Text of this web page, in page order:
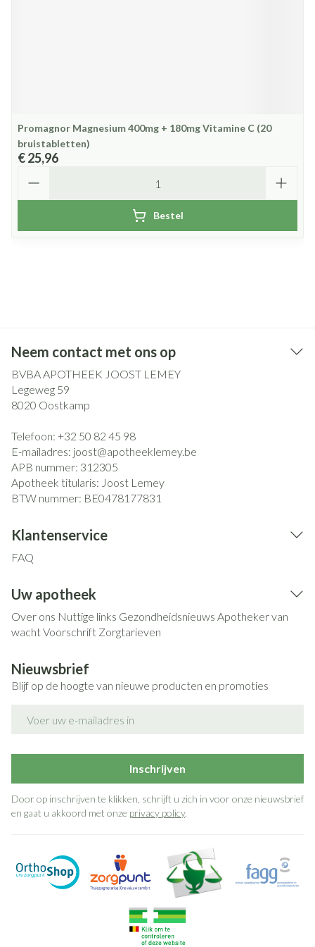
Promagnor Magnesium 400mg + 180mg Vitamine C (20
bruistabletten)
€ 25,96
Bestel
Neem contact met ons op
BVBA APOTHEEK JOOST LEMEY
Legeweg 59
8020 Oostkamp
Telefoon: +32 50 82 45 98
E-mailadres: joost@apotheeklemey.be
APB nummer: 312305
Apotheek titularis: Joost Lemey
BTW nummer: BE0478177831
Klantenservice
FAQ
Uw apotheek
Over ons Nuttige links Gezondheidsnieuws Apotheker van
wachtVoorschrift Zorgtarieven
Nieuwsbrief
Blijf op de hoogte van nieuwe producten en promoties
Inschrijven
Door op inschrijven te klikken, schrijft u zich in voor onze nieuwsbrief
en gaat u akkoord met onze privacy policy.